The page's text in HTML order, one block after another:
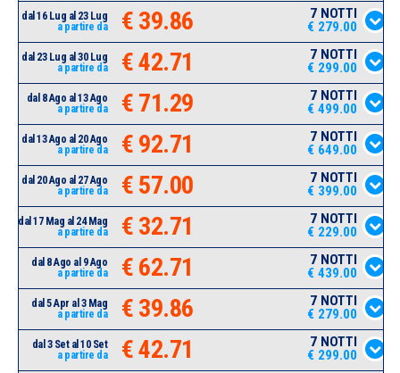
dal 16 Lug al 23 Lug
a partire da
€ 39.86
7 NOTTI
€ 279.00
dal 23 Lug al 30 Lug
a partire da
€ 42.71
7 NOTTI
€ 299.00
dal 8 Ago al 13 Ago
a partire da
€ 71.29
7 NOTTI
€ 499.00
dal 13 Ago al 20 Ago
a partire da
€ 92.71
7 NOTTI
€ 649.00
dal 20 Ago al 27 Ago
a partire da
€ 57.00
7 NOTTI
€ 399.00
dal 17 Mag al 24 Mag
a partire da
€ 32.71
7 NOTTI
€ 229.00
dal 8 Ago al 9 Ago
a partire da
€ 62.71
7 NOTTI
€ 439.00
dal 5 Apr al 3 Mag
a partire da
€ 39.86
7 NOTTI
€ 279.00
dal 3 Set al 10 Set
a partire da
€ 42.71
7 NOTTI
€ 299.00